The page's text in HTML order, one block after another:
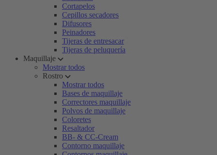
Cortapelos
Cepillos secadores
Difusores
Peinadores
Tijeras de entresacar
Tijeras de peluquería
Maquillaje
Mostrar todos
Rostro
Mostrar todos
Bases de maquillaje
Correctores maquillaje
Polvos de maquillaje
Coloretes
Resaltador
BB- & CC-Cream
Contorno maquillaje